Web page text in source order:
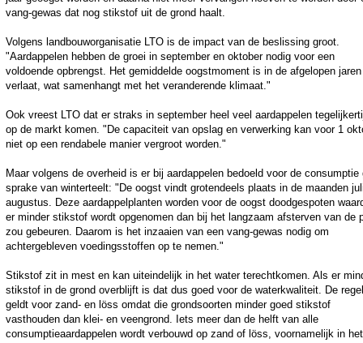
vang-gewas dat nog stikstof uit de grond haalt.
Volgens landbouworganisatie LTO is de impact van de beslissing groot.
"Aardappelen hebben de groei in september en oktober nodig voor een
voldoende opbrengst. Het gemiddelde oogstmoment is in de afgelopen
verlaat, wat samenhangt met het veranderende klimaat."
Ook vreest LTO dat er straks in september heel veel aardappelen
op de markt komen. "De capaciteit van opslag en verwerking kan voor 1
niet op een rendabele manier vergroot worden."
Maar volgens de overheid is er bij aardappelen bedoeld voor de consumptie
sprake van winterteelt: "De oogst vindt grotendeels plaats in de maanden
augustus. Deze aardappelplanten worden voor de oogst doodgespoten
er minder stikstof wordt opgenomen dan bij het langzaam afsterven van de
zou gebeuren. Daarom is het inzaaien van een vang-gewas nodig om
achtergebleven voedingsstoffen op te nemen."
Stikstof zit in mest en kan uiteindelijk in het water terechtkomen. Als er
stikstof in de grond overblijft is dat dus goed voor de waterkwaliteit. De regel
geldt voor zand- en löss omdat die grondsoorten minder goed stikstof
vasthouden dan klei- en veengrond. Iets meer dan de helft van alle
consumptieaardappelen wordt verbouwd op zand of löss, voornamelijk in het